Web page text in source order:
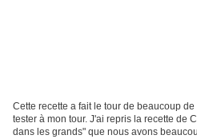
Cette recette a fait le tour de beaucoup
tester à mon tour. J'ai repris la recette de
dans les grands" que nous avons